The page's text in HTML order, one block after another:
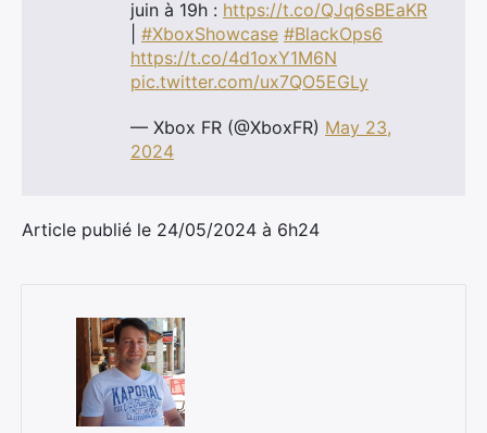
juin à 19h : https://t.co/QJq6sBEaKR
#XboxShowcase #BlackOps6
https://t.co/4d1oxY1M6N
pic.twitter.com/ux7QO5EGLy
— Xbox FR (@XboxFR) May 23,
2024
Article publié le 24/05/2024 à 6h24
Rechercher